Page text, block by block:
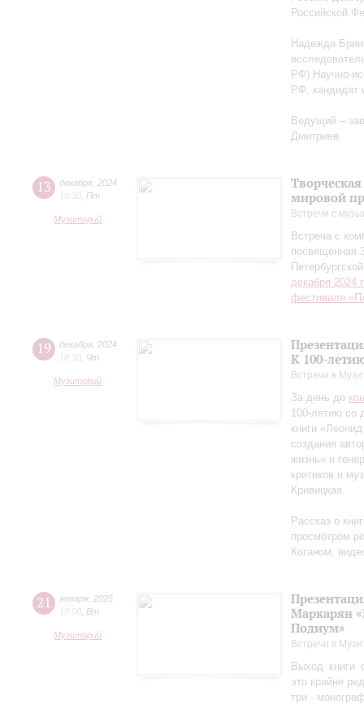
Российской
Надежда
РФ) Научно-
РФ, кандидат
Ведущий –
Дмитриев
13 декабря 2024
18:30 Пт
Музиторий
мировой
Встречи с
Встреча с
посвященная
декабря 2024
фестиваля
19 декабря 2024
18:30 Чт
Музиторий
К 100-
Встречи в
За день до
100-летию со
книги
создания
жизнь» и
критиков и
Кривицкая.
Рассказ о
просмотром
Коганом,
21 января 2025
18:00 Вт
Музиторий
Маркарян
Подиум»
Встречи в
Выход книги
это крайне
три -